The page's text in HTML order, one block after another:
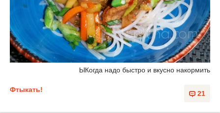
ЫКогда надо быстро и вкусно накормить
21
Фтыкать!